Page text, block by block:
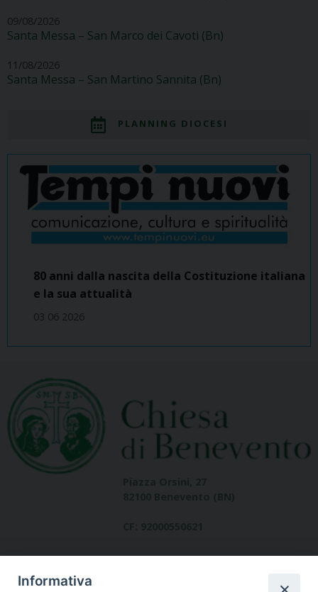
09/08/2026
Santa Messa – San Marco dei Cavoti (Bn)
11/08/2026
Santa Messa – San Martino Sannita (Bn)
PLANNING DIOCESI
80 anni dalla nascita della Costituzione italiana
e la sua attualità
03 06 2026
Informativa